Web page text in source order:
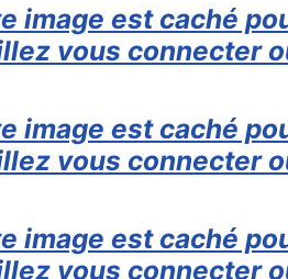
image est caché
vous connecter
image est caché
vous connecter
image est caché
vous connecter